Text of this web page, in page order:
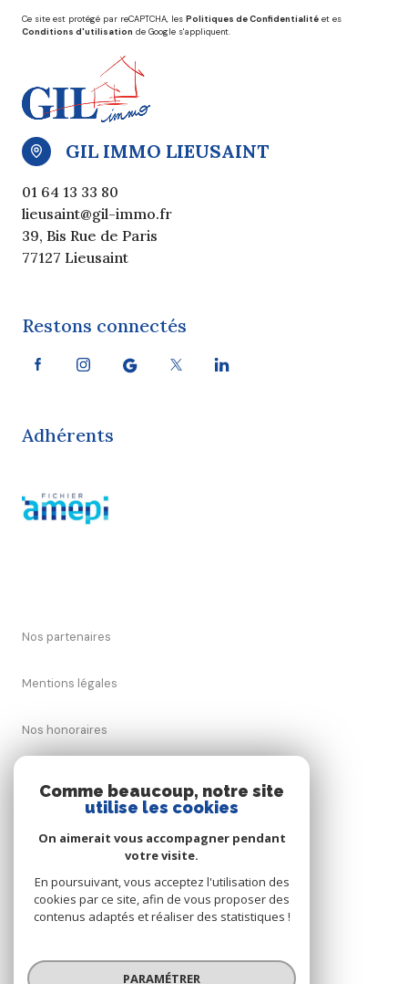
Ce site est protégé par reCAPTCHA, les Politiques de Confidentialité et es
Conditions d'utilisation de Google s'appliquent.
GIL IMMO LIEUSAINT
01 64 13 33 80
lieusaint@gil-immo.fr
39, Bis Rue de Paris
77127 Lieusaint
Restons connectés
Adhérents
Nos partenaires
Mentions légales
Nos honoraires
Comme beaucoup, notre site
utilise les cookies
On aimerait vous accompagner pendant
votre visite.
En poursuivant, vous acceptez l'utilisation des
cookies par ce site, afin de vous proposer des
contenus adaptés et réaliser des statistiques !
PARAMÉTRER